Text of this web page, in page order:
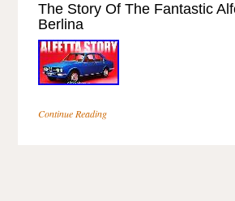
The Story Of The Fantastic
Berlina
Continue Reading